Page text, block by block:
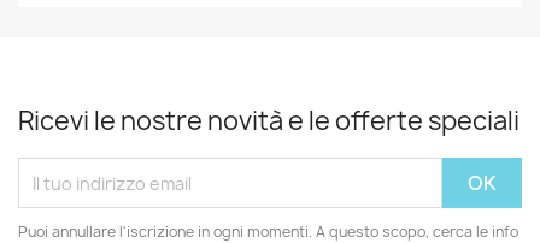
Ricevi le nostre novità e le offerte speciali
Puoi annullare l'iscrizione in ogni momenti. A questo scopo, cerca le info